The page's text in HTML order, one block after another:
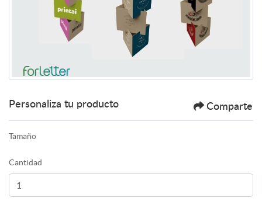
Personaliza tu producto Comparte
Tamaño
Cantidad